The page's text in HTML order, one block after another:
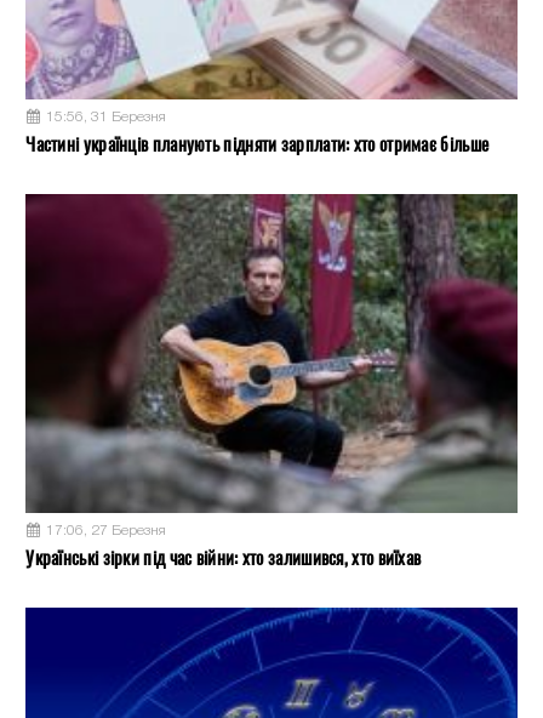
15:56, 31 Березня
Частині українців планують підняти зарплати: хто отримає більше
17:06, 27 Березня
Українські зірки під час війни: хто залишився, хто виїхав